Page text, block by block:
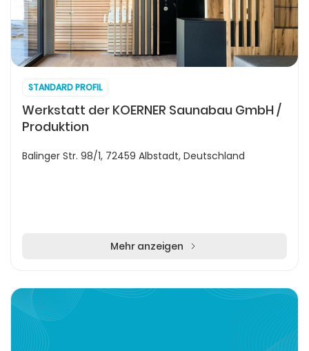
STANDARD PROFIL
Werkstatt der KOERNER Saunabau GmbH /
Produktion
Balinger Str. 98/1, 72459 Albstadt, Deutschland
Mehr anzeigen